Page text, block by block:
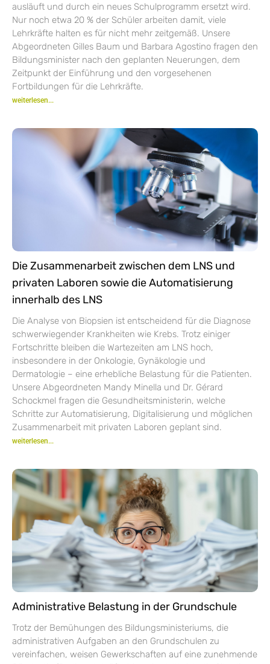
ausläuft und durch ein neues Schulprogramm ersetzt wird.
Nur noch etwa 20 % der Schüler arbeiten damit, viele
Lehrkräfte halten es für nicht mehr zeitgemäß. Unsere
Abgeordneten Gilles Baum und Barbara Agostino fragen den
Bildungsminister nach den geplanten Neuerungen, dem
Zeitpunkt der Einführung und den vorgesehenen
Fortbildungen für die Lehrkräfte.
weiterlesen...
Die Zusammenarbeit zwischen dem LNS und
privaten Laboren sowie die Automatisierung
innerhalb des LNS
Die Analyse von Biopsien ist entscheidend für die Diagnose
schwerwiegender Krankheiten wie Krebs. Trotz einiger
Fortschritte bleiben die Wartezeiten am LNS hoch,
insbesondere in der Onkologie, Gynäkologie und
Dermatologie – eine erhebliche Belastung für die Patienten.
Unsere Abgeordneten Mandy Minella und Dr. Gérard
Schockmel fragen die Gesundheitsministerin, welche
Schritte zur Automatisierung, Digitalisierung und möglichen
Zusammenarbeit mit privaten Laboren geplant sind.
weiterlesen...
Administrative Belastung in der Grundschule
Trotz der Bemühungen des Bildungsministeriums, die
administrativen Aufgaben an den Grundschulen zu
vereinfachen, weisen Gewerkschaften auf eine zunehmende